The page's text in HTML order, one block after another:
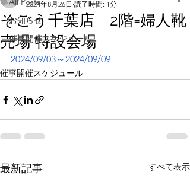
お知らせ
催事開催スケジュール
そごう千葉店 2階=婦人靴
売場 特設会場
2024年8月26日 読了時間: 1分
2024/09/03～2024/09/09
催事開催スケジュール
最新記事 すべて表示